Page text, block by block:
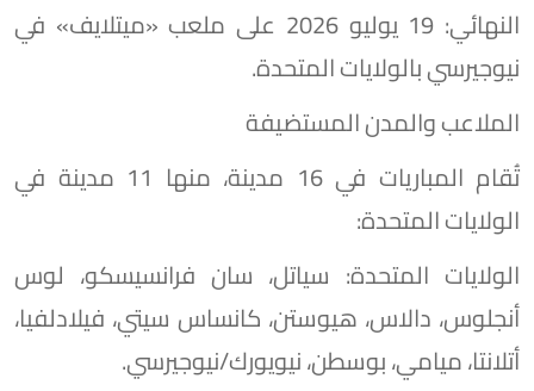
النهائي: 19 يوليو 2026 على ملعب «ميتلايف» في
نيوجيرسي بالولايات المتحدة.
الملاعب والمدن المستضيفة
تُقام المباريات في 16 مدينة، منها 11 مدينة في
الولايات المتحدة:
الولايات المتحدة: سياتل، سان فرانسيسكو، لوس
أنجلوس، دالاس، هيوستن، كانساس سيتي، فيلادلفيا،
أتلانتا، ميامي، بوسطن، نيويورك/نيوجيرسي.